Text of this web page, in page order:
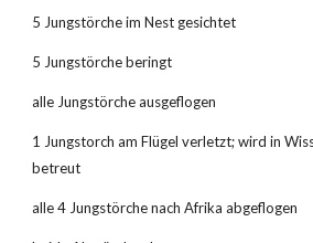
5 Jungstörche im Nest gesichtet
5 Jungstörche beringt
alle Jungstörche ausgeflogen
1 Jungstorch am Flügel verletzt; wird in
betreut
alle 4 Jungstörche nach Afrika abgeflogen